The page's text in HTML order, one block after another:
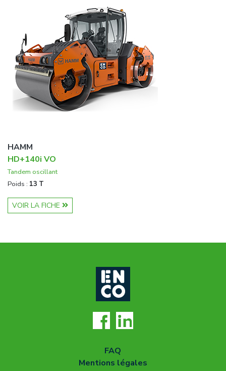
HAMM
HD+140i VO
Tandem oscillant
Poids : 13 T
VOIR LA FICHE
FAQ
Mentions légales